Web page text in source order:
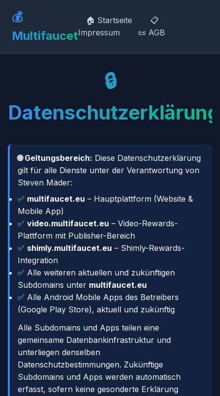
💰
Multifaucet
🏠 Startseite
📋
Impressum
📜 AGB
🔒
Datenschutzerklärung
🌐 Geltungsbereich: Diese Datenschutzerklärung
gilt für alle Dienste unter der Verantwortung von
Steven Mäder:
✅ multifaucet.eu – Hauptplattform (Website &
Mobile App)
✅ video.multifaucet.eu – Video-Rewards-
Plattform mit Publisher-Bereich
✅ shimly.multifaucet.eu – Shimly-Rewards-
Integration
✅ Alle weiteren aktuellen und zukünftigen
Subdomains unter multifaucet.eu
✅ Alle Android Mobile Apps des Betreibers
(Google Play Store), aktuell und zukünftig
Alle Subdomains und Apps teilen eine
gemeinsame Datenbankinfrastruktur und
unterliegen denselben
Datenschutzbestimmungen. Zukünftige
Subdomains und Apps werden automatisch
erfasst, sofern keine gesonderte Erklärung